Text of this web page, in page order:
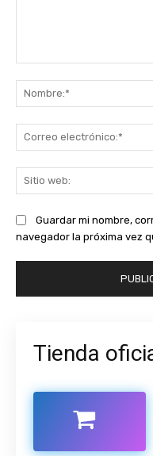
Guardar mi nombre,
navegador la próxima vez
Tienda